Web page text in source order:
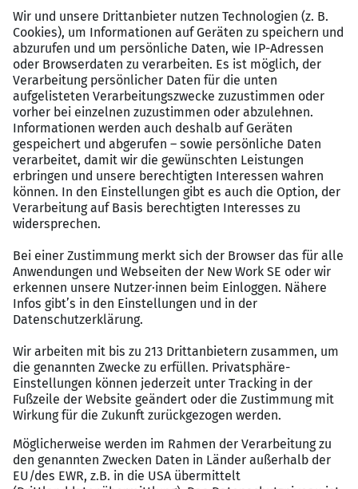
verlässliche Betreuung.
Vergünstigtes Mittagessen im nahegelegenen
Mitarbeiterrestaurant.
Moderne Arbeitsumgebung mit ergonomischen
Arbeitsplätzen.
Flache Hierarchien sorgen für kurze
Entscheidungswege und eine familiäre
Atmosphäre.
Ideenmanagement: Wir freuen uns auf deine
Vorschläge und prämieren jährlich die besten
Innovationen.
Nachhaltigkeitsinitiativen fördern
umweltfreundliches und soziales Engagement.
Der Betriebsarzt bietet kostenlose Impfungen
Kontakt